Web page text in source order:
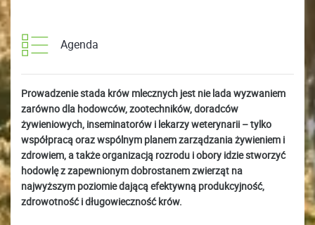
Agenda
Prowadzenie stada krów mlecznych jest nie lada wyzwaniem
zarówno dla hodowców, zootechników, doradców
żywieniowych, inseminatorów i lekarzy weterynarii – tylko
współpracą oraz wspólnym planem zarządzania żywieniem i
zdrowiem, a także organizacją rozrodu i obory idzie stworzyć
hodowlę z zapewnionym dobrostanem zwierząt na
najwyższym poziomie dającą efektywną produkcyjność,
zdrowotność i długowieczność krów.